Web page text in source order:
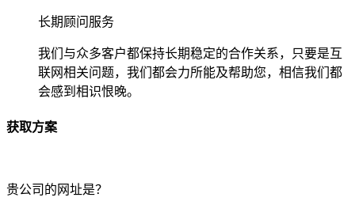
长期顾问服务
我们与众多客户都保持长期稳定的合作关系，只要是互
联网相关问题，我们都会力所能及帮助您，相信我们都
会感到相识恨晚。
获取方案
贵公司的网址是？